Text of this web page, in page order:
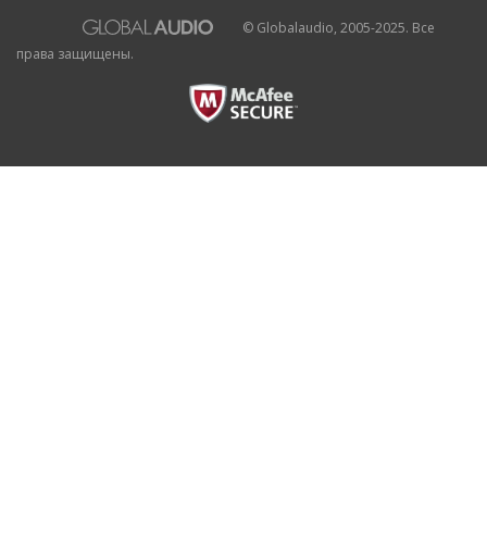
© Globalaudio, 2005-2025. Все
права защищены.